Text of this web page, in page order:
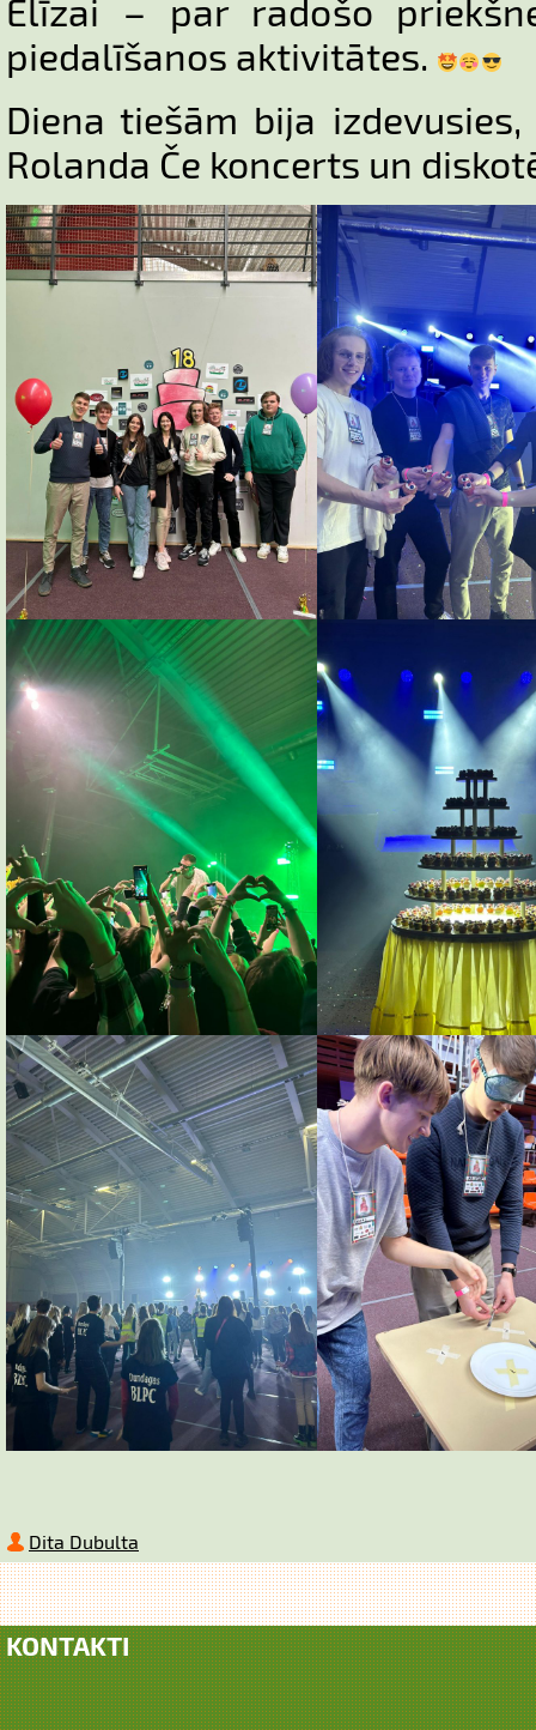
Elīzai – par radošo
piedalīšanos aktivitātes.
Diena tiešām bija
Rolanda Če koncerts un
Dita Dubulta
KONTAKTI